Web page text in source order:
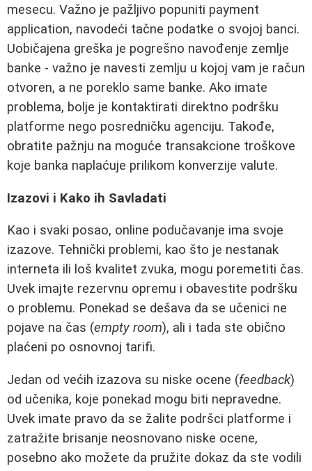
mesecu. Važno je pažljivo popuniti payment
application, navodeći tačne podatke o svojoj banci.
Uobičajena greška je pogrešno navođenje zemlje
banke - važno je navesti zemlju u kojoj vam je račun
otvoren, a ne poreklo same banke. Ako imate
problema, bolje je kontaktirati direktno podršku
platforme nego posredničku agenciju. Takođe,
obratite pažnju na moguće transakcione troškove
koje banka naplaćuje prilikom konverzije valute.
Izazovi i Kako ih Savladati
Kao i svaki posao, online podučavanje ima svoje
izazove. Tehnički problemi, kao što je nestanak
interneta ili loš kvalitet zvuka, mogu poremetiti čas.
Uvek imajte rezervnu opremu i obavestite podršku
o problemu. Ponekad se dešava da se učenici ne
pojave na čas (empty room), ali i tada ste obično
plaćeni po osnovnoj tarifi.
Jedan od većih izazova su niske ocene (feedback)
od učenika, koje ponekad mogu biti nepravedne.
Uvek imate pravo da se žalite podršci platforme i
zatražite brisanje neosnovano niske ocene,
posebno ako možete da pružite dokaz da ste vodili